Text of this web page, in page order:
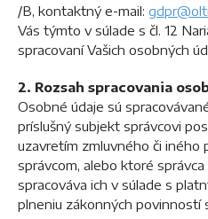
/B, kontaktný e-mail:
Vás týmto v súlade s čl. 12
spracovaní Vašich osobných
2. Rozsah spracovania
Osobné údaje sú
príslušný subjekt správcovi
uzavretím zmluvného či iného
správcom, alebo ktoré správca
spracováva ich v súlade s
plneniu zákonných povinností